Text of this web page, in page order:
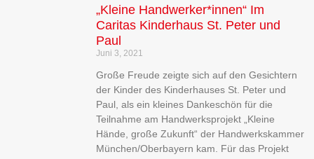
„Kleine Handwerker*innen“ Im
Caritas Kinderhaus St. Peter und
Paul
Juni 3, 2021
Große Freude zeigte sich auf den Gesichtern
der Kinder des Kinderhauses St. Peter und
Paul, als ein kleines Dankeschön für die
Teilnahme am Handwerksprojekt „Kleine
Hände, große Zukunft“ der Handwerkskammer
München/Oberbayern kam. Für das Projekt